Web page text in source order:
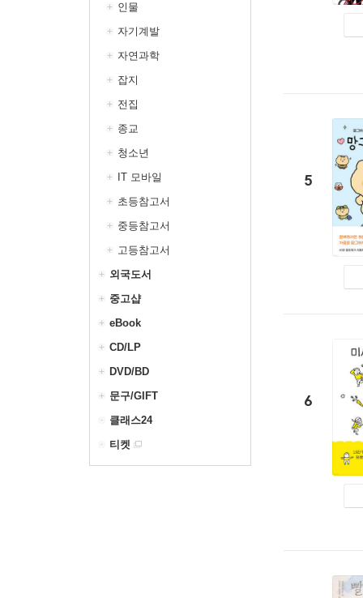
인물
자기계발
자연과학
잡지
전집
종교
청소년
IT 모바일
초등참고서
중등참고서
고등참고서
외국도서
중고샵
eBook
CD/LP
DVD/BD
문구/GIFT
클래스24
티켓
5
6